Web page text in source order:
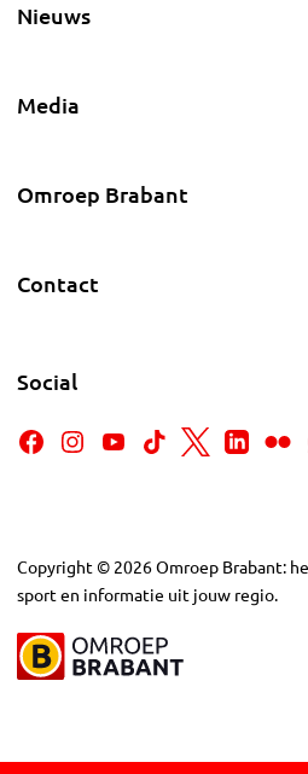
Nieuws
Media
Omroep Brabant
Contact
Social
Copyright © 2026Omroep Brabant:
sport en informatie uit jouw regio.